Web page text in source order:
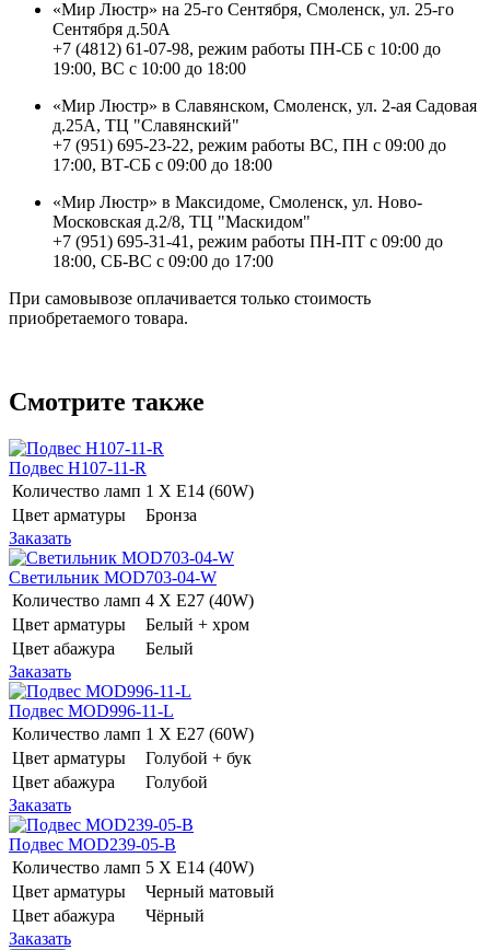
«Мир Люстр» на 25-го Сентября, Смоленск, ул. 25-го
Сентября д.50А
+7 (4812) 61-07-98, режим работы ПН-СБ с 10:00 до
19:00, ВС с 10:00 до 18:00
«Мир Люстр» в Славянском, Смоленск, ул. 2-ая Садовая
д.25А, ТЦ "Славянский"
+7 (951) 695-23-22, режим работы ВС, ПН с 09:00 до
17:00, ВТ-СБ с 09:00 до 18:00
«Мир Люстр» в Максидоме, Смоленск, ул. Ново-
Московская д.2/8, ТЦ "Маскидом"
+7 (951) 695-31-41, режим работы ПН-ПТ с 09:00 до
18:00, СБ-ВС с 09:00 до 17:00
При самовывозе оплачивается только стоимость
приобретаемого товара.
Смотрите также
Подвес H107-11-R
Количество ламп 1 Х E14 (60W)
Цвет арматуры
Бронза
Заказать
Светильник MOD703-04-W
Количество ламп 4 Х E27 (40W)
Цвет арматуры
Белый + хром
Цвет абажура
Белый
Заказать
Подвес MOD996-11-L
Количество ламп 1 Х E27 (60W)
Цвет арматуры
Голубой + бук
Цвет абажура
Голубой
Заказать
Подвес MOD239-05-B
Количество ламп 5 Х E14 (40W)
Цвет арматуры
Черный матовый
Цвет абажура
Чёрный
Заказать